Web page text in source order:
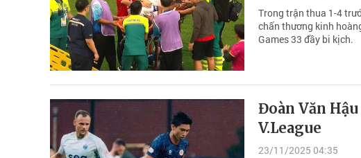
Trong trận thua 1-4
chấn thương kinh
Games 33 đầy bi kịch.
Đoàn Văn
V.League
23/11/2025 04:35